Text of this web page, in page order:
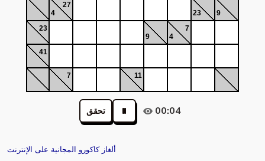
27
4
23
9
23
9
7
4
41
7 11
تحقق 00:04
ألغاز كاكورو المجانية على الإنترنت